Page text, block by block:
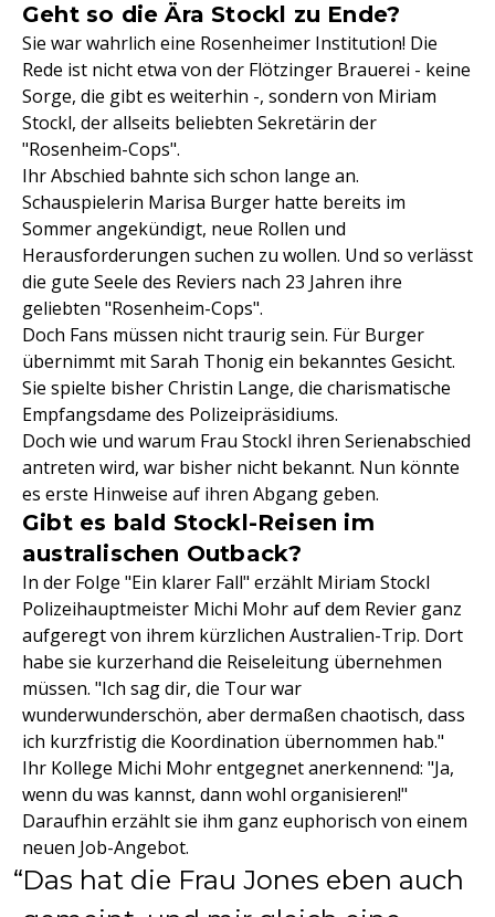
Geht so die Ära Stockl zu Ende?
Sie war wahrlich eine Rosenheimer Institution! Die
Rede ist nicht etwa von der Flötzinger Brauerei - keine
Sorge, die gibt es weiterhin -, sondern von Miriam
Stockl, der allseits beliebten Sekretärin der
"Rosenheim-Cops".
Ihr Abschied bahnte sich schon lange an.
Schauspielerin Marisa Burger hatte bereits im
Sommer angekündigt, neue Rollen und
Herausforderungen suchen zu wollen. Und so verlässt
die gute Seele des Reviers nach 23 Jahren ihre
geliebten "Rosenheim-Cops".
Doch Fans müssen nicht traurig sein. Für Burger
übernimmt mit Sarah Thonig ein bekanntes Gesicht.
Sie spielte bisher Christin Lange, die charismatische
Empfangsdame des Polizeipräsidiums.
Doch wie und warum Frau Stockl ihren Serienabschied
antreten wird, war bisher nicht bekannt. Nun könnte
es erste Hinweise auf ihren Abgang geben.
Gibt es bald Stockl-Reisen im
australischen Outback?
In der Folge "Ein klarer Fall" erzählt Miriam Stockl
Polizeihauptmeister Michi Mohr auf dem Revier ganz
aufgeregt von ihrem kürzlichen Australien-Trip. Dort
habe sie kurzerhand die Reiseleitung übernehmen
müssen. "Ich sag dir, die Tour war
wunderwunderschön, aber dermaßen chaotisch, dass
ich kurzfristig die Koordination übernommen hab."
Ihr Kollege Michi Mohr entgegnet anerkennend: "Ja,
wenn du was kannst, dann wohl organisieren!"
Daraufhin erzählt sie ihm ganz euphorisch von einem
neuen Job-Angebot.
Das hat die Frau Jones eben auch